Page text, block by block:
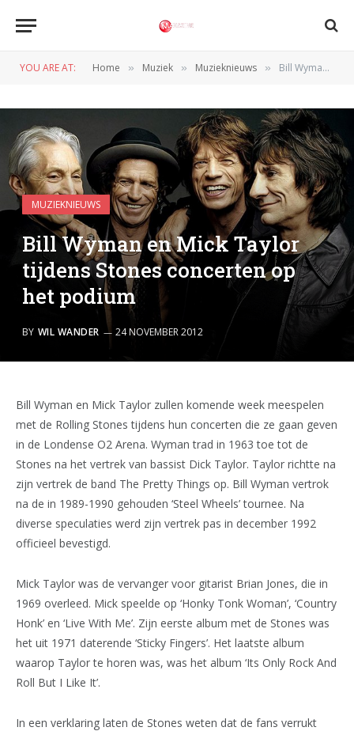
YOU ARE AT: Home » Muziek » Muzieknieuws » Bill Wyman en Mick Taylor tijdens Stones concerten op het podium
MUZIEKNIEUWS
Bill Wyman en Mick Taylor
tijdens Stones concerten op
het podium
BY WIL WANDER 24 NOVEMBER 2012
Bill Wyman en Mick Taylor zullen komende week meespelen
met de Rolling Stones tijdens hun concerten die ze gaan geven
in de Londense O2 Arena. Wyman trad in 1963 toe tot de
Stones na het vertrek van bassist Dick Taylor. Taylor richtte na
zijn vertrek de band The Pretty Things op. Bill Wyman vertrok
na de in 1989-1990 gehouden ‘Steel Wheels’ tournee. Na
diverse speculaties werd zijn vertrek pas in december 1992
officieel bevestigd.
Mick Taylor was de vervanger voor gitarist Brian Jones, die in
1969 overleed. Mick speelde op ‘Honky Tonk Woman’, ‘Country
Honk’ en ‘Live With Me’. Zijn eerste album met de Stones was
het uit 1971 daterende ‘Sticky Fingers’. Het laatste album
waarop Taylor te horen was, was het album ‘Its Only Rock And
Roll But I Like It’.
In een verklaring laten de Stones weten dat de fans verrukt